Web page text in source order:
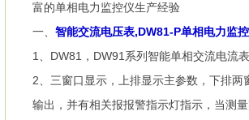
富的单相电力监控仪生产经验
一、 智能交流电压表,DW81-P单相电力监
1、DW81，DW91系列智能单相交流电流
2、三窗口显示，上排显示主参数，下排
输出，并有相关报报警指示灯指示，当测